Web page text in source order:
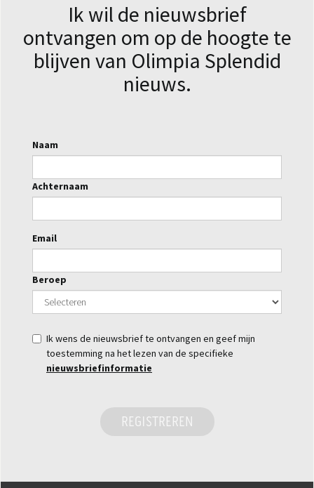
Ik wil de nieuwsbrief
ontvangen om op de hoogte te
blijven van Olimpia Splendid
nieuws.
Naam
Achternaam
Email
Beroep
Ik wens de nieuwsbrief te ontvangen en geef mijn
toestemming na het lezen van de specifieke
nieuwsbriefinformatie
REGISTREREN